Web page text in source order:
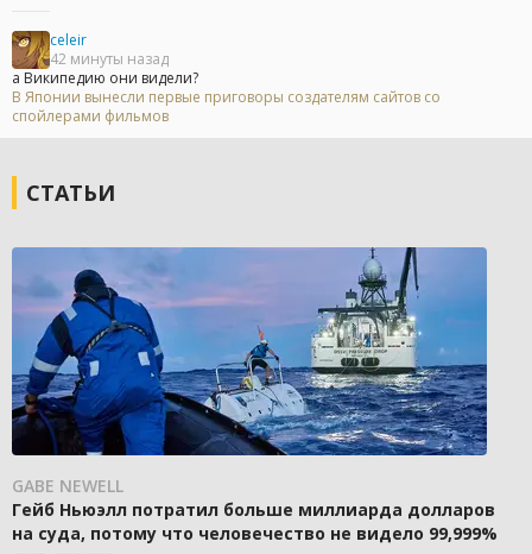
celeir
42 минуты назад
а Википедию они видели?
В Японии вынесли первые приговоры создателям сайтов со
спойлерами фильмов
СТАТЬИ
GABE NEWELL
Гейб Ньюэлл потратил больше миллиарда долларов
на суда, потому что человечество не видело 99,999%